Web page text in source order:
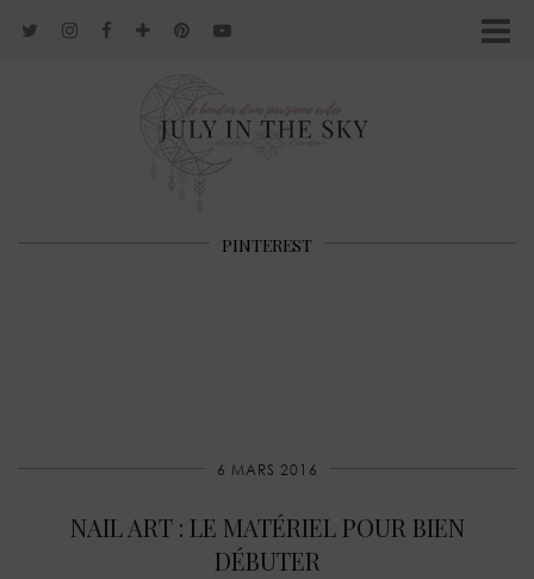
PINTEREST
6 MARS 2016
NAIL ART : LE MATÉRIEL POUR BIEN
DÉBUTER